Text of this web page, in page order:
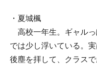
・夏城楓
高校一年生。ギャルっ
では少し浮いている。
後塵を拝して、クラスで